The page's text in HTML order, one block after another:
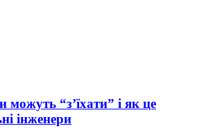
можуть “з’їхати” і як це
інженери